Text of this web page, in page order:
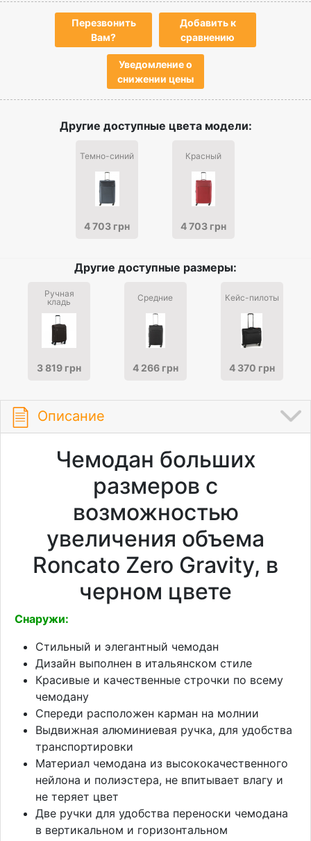
Перезвонить
Вам?
Добавить к
сравнению
Уведомление о
снижении цены
Другие доступные цвета модели:
Темно-синий
4 703 грн
Красный
4 703 грн
Другие доступные размеры:
Ручная
кладь
3 819 грн
Средние
4 266 грн
Кейс-пилоты
4 370 грн
Описание
Чемодан больших
размеров с
возможностью
увеличения объема
Roncato Zero Gravity, в
черном цвете
Снаружи:
Стильный и элегантный чемодан
Дизайн выполнен в итальянском стиле
Красивые и качественные строчки по всему
чемодану
Спереди расположен карман на молнии
Выдвижная алюминиевая ручка, для удобства
транспортировки
Материал чемодана из высококачественного
нейлона и полиэстера, не впитывает влагу и
не теряет цвет
Две ручки для удобства переноски чемодана
в вертикальном и горизонтальном